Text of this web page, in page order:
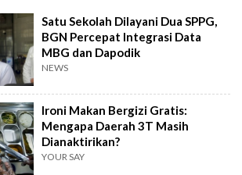
Satu Sekolah Dilayani Dua SPPG,
BGN Percepat Integrasi Data
MBG dan Dapodik
NEWS
Ironi Makan Bergizi Gratis:
Mengapa Daerah 3T Masih
Dianaktirikan?
YOUR SAY